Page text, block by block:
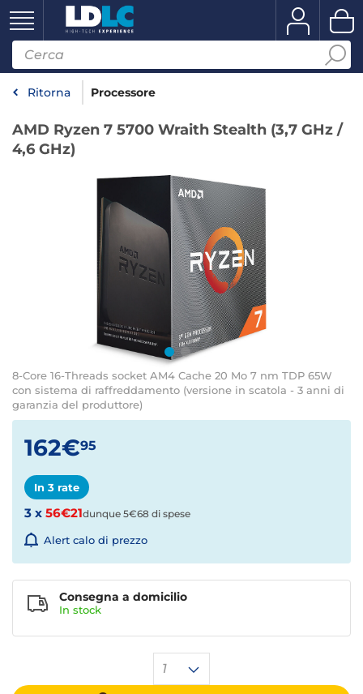
Ritorna Processore
AMD Ryzen 7 5700 Wraith Stealth (3,7 GHz /
4,6 GHz)
8-Core 16-Threads socket AM4 Cache 20 Mo 7 nm TDP 65W
con sistema di raffreddamento (versione in scatola - 3 anni di
garanzia del produttore)
162€95
In 3 rate
3 x 56€21dunque 5€68 di spese
Alert calo di prezzo
1
Consegna a domicilio
In stock